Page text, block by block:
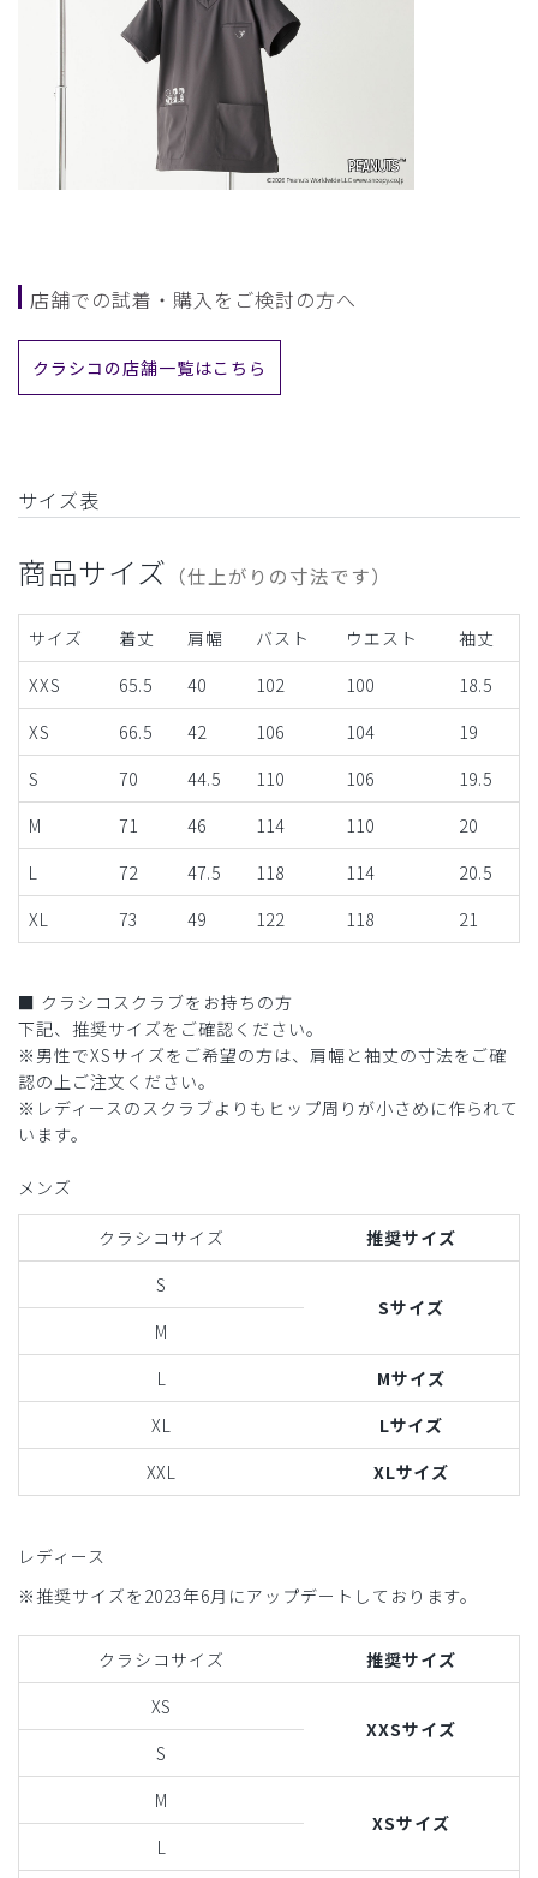
店舗での試着・購入をご検討の方へ
クラシコの店舗一覧はこちら
サイズ表
商品サイズ （仕上がりの寸法です）
サイズ 着丈 肩幅 バスト ウエスト
袖丈
XXS
65.5 40 102 100
18.5
XS
66.5 42 106 104
19
S
70 44.5 110 106
19.5
M
71 46 114 110
20
L
72 47.5 118 114
20.5
XL
73 49 122 118 21
■ クラシコスクラブをお持ちの方
下記、推奨サイズをご確認ください。
※男性でXSサイズをご希望の方は、肩幅と袖丈の寸法をご確
認の上ご注文ください。
※レディースのスクラブよりもヒップ周りが小さめに作られて
います。
メンズ
クラシコサイズ
推奨サイズ
S
Sサイズ
M
L
Mサイズ
XL
Lサイズ
XXL
XLサイズ
レディース
※推奨サイズを2023年6月にアップデートしております。
クラシコサイズ
推奨サイズ
XS
XXSサイズ
S
M
XSサイズ
L